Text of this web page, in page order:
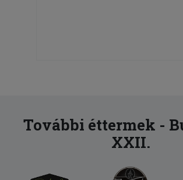
További éttermek -
XXII.